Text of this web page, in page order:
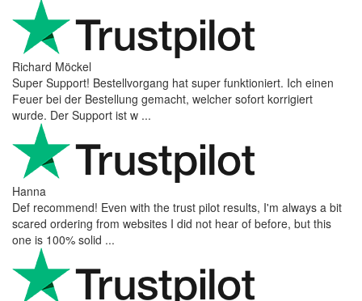
Richard Möckel
Super Support! Bestellvorgang hat super funktioniert. Ich einen
Feuer bei der Bestellung gemacht, welcher sofort korrigiert
wurde. Der Support ist w ...
Hanna
Def recommend! Even with the trust pilot results, I'm always a bit
scared ordering from websites I did not hear of before, but this
one is 100% solid ...